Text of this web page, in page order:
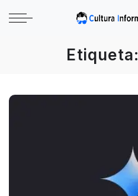
Etiqueta: